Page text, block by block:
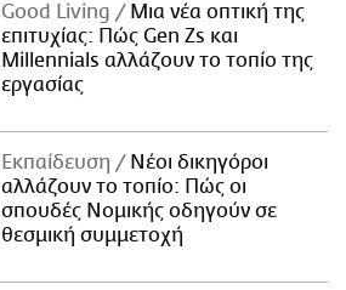
Good Living
Μια νέα οπτική της
επιτυχίας: Πώς Gen Zs και
Millennials αλλάζουν το τοπίο της
εργασίας
Εκπαίδευση
Νέοι δικηγόροι
αλλάζουν το τοπίο: Πώς οι
σπουδές Νομικής οδηγούν σε
θεσμική συμμετοχή